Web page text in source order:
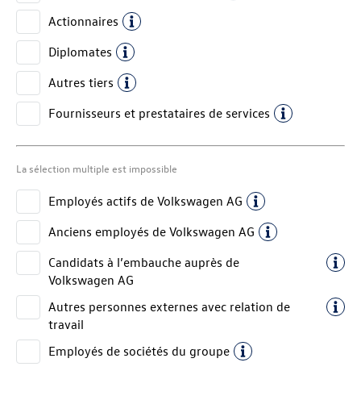
Actionnaires
Diplomates
Autres tiers
Fournisseurs et prestataires de services
La sélection multiple est impossible
Employés actifs de Volkswagen AG
Anciens employés de Volkswagen AG
Candidats à l’embauche auprès de
Volkswagen AG
Autres personnes externes avec relation de
travail
Employés de sociétés du groupe